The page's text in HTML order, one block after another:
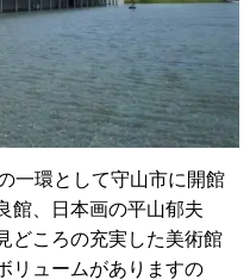
一環として守山市に開館
館、日本画の平山郁夫
どころの充実した美術館
リュームがありますの